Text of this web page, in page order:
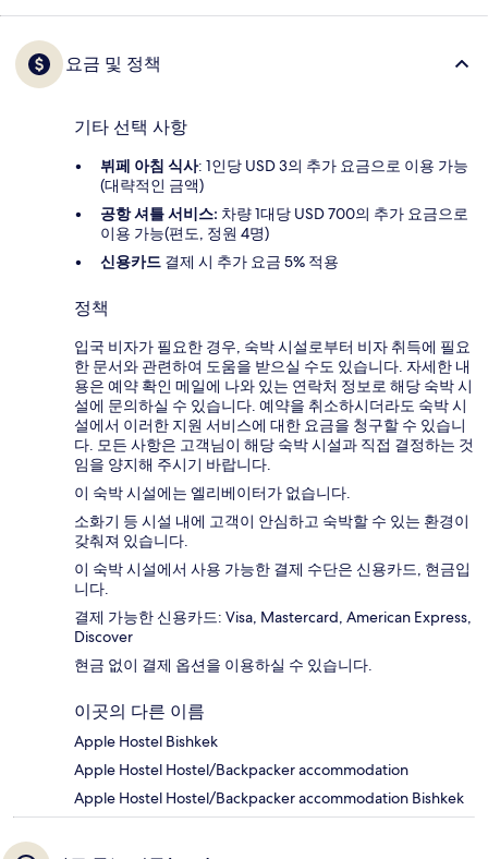
요금 및 정책
기타 선택 사항
뷔페 아침 식사: 1인당 USD 3의 추가 요금으로 이용 가능
(대략적인 금액)
공항 셔틀 서비스: 차량 1대당 USD 700의 추가 요금으로
이용 가능(편도, 정원 4명)
신용카드 결제 시 추가 요금 5% 적용
정책
입국 비자가 필요한 경우, 숙박 시설로부터 비자 취득에 필요
한 문서와 관련하여 도움을 받으실 수도 있습니다. 자세한 내
용은 예약 확인 메일에 나와 있는 연락처 정보로 해당 숙박 시
설에 문의하실 수 있습니다. 예약을 취소하시더라도 숙박 시
설에서 이러한 지원 서비스에 대한 요금을 청구할 수 있습니
다. 모든 사항은 고객님이 해당 숙박 시설과 직접 결정하는 것
임을 양지해 주시기 바랍니다.
이 숙박 시설에는 엘리베이터가 없습니다.
소화기 등 시설 내에 고객이 안심하고 숙박할 수 있는 환경이
갖춰져 있습니다.
이 숙박 시설에서 사용 가능한 결제 수단은 신용카드, 현금입
니다.
결제 가능한 신용카드: Visa, Mastercard, American Express,
Discover
현금 없이 결제 옵션을 이용하실 수 있습니다.
이곳의 다른 이름
Apple Hostel Bishkek
Apple Hostel Hostel/Backpacker accommodation
Apple Hostel Hostel/Backpacker accommodation Bishkek